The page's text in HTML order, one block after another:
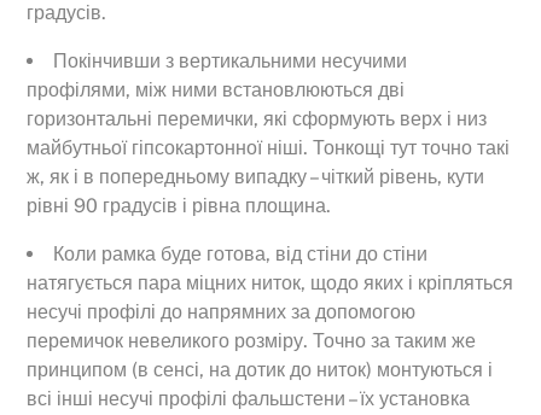
градусів.
Покінчивши з вертикальними несучими
профілями, між ними встановлюються дві
горизонтальні перемички, які сформують верх і низ
майбутньої гіпсокартонної ніші. Тонкощі тут точно такі
ж, як і в попередньому випадку – чіткий рівень, кути
рівні 90 градусів і рівна площина.
Коли рамка буде готова, від стіни до стіни
натягується пара міцних ниток, щодо яких і кріпляться
несучі профілі до напрямних за допомогою
перемичок невеликого розміру. Точно за таким же
принципом (в сенсі, на дотик до ниток) монтуються і
всі інші несучі профілі фальшстени – їх установка